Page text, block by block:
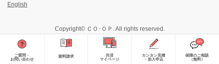
ご質問・
お問い合わせ
資料請求
共済
マイページ
カンタン見積
・加入申込
保障のご相談
（無料）
English
Copyright© ＣＯ･ＯＰ. All rights reserved.